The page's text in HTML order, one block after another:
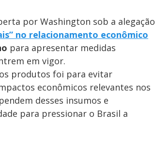
por Washington sob a alegação
no relacionamento econômico
para apresentar medidas
em vigor.
produtos foi para evitar
econômicos relevantes nos
desses insumos e
para pressionar o Brasil a